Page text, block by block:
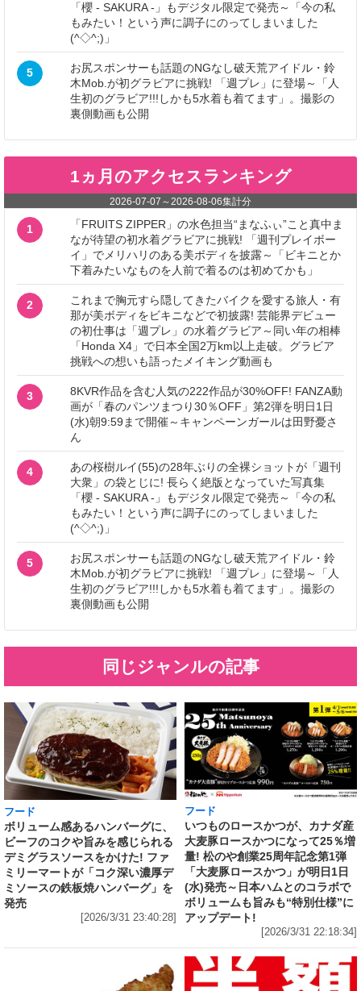
「櫻 - SAKURA -」もデジタル限定で発売～「今の私
もみたい！という声に調子にのってしまいました
(^◇^;)」
5
お尻スポンサーも話題のNGなし破天荒アイドル・鈴
木Mob.が初グラビアに挑戦! 「週プレ」に登場～「人
生初のグラビア!!!しかも5水着も着てます」。撮影の
裏側動画も公開
1ヵ月のアクセスランキング
2026-07-07 ～2026-08-06集計分
1
「FRUITS ZIPPER」の水色担当“まなふぃ”こと真中ま
なが待望の初水着グラビアに挑戦! 「週刊プレイボー
イ」でメリハリのある美ボディを披露～「ビキニとか
下着みたいなものを人前で着るのは初めてかも」
2
これまで胸元すら隠してきたバイクを愛する旅人・有
那が美ボディをビキニなどで初披露! 芸能界デビュー
の初仕事は「週プレ」の水着グラビア～同い年の相棒
「Honda X4」で日本全国2万km以上走破。グラビア
挑戦への想いも語ったメイキング動画も
3
8KVR作品を含む人気の222作品が30%OFF! FANZA動
画が「春のパンツまつり30％OFF」第2弾を明日1日
(水)朝9:59まで開催～キャンペーンガールは田野憂さ
ん
4
あの桜樹ルイ(55)の28年ぶりの全裸ショットが「週刊
大衆」の袋とじに! 長らく絶版となっていた写真集
「櫻 - SAKURA -」もデジタル限定で発売～「今の私
もみたい！という声に調子にのってしまいました
(^◇^;)」
5
お尻スポンサーも話題のNGなし破天荒アイドル・鈴
木Mob.が初グラビアに挑戦! 「週プレ」に登場～「人
生初のグラビア!!!しかも5水着も着てます」。撮影の
裏側動画も公開
同じジャンルの記事
フード
ボリューム感あるハンバーグに、
ビーフのコクや旨みを感じられる
デミグラスソースをかけた! ファ
ミリーマートが「コク深い濃厚デ
ミソースの鉄板焼ハンバーグ」を
発売
[2026/3/31 23:40:28]
フード
いつものロースかつが、カナダ産
大麦豚ロースかつになって25％増
量! 松のや創業25周年記念第1弾
「大麦豚ロースかつ」が明日1日
(水)発売～日本ハムとのコラボで
ボリュームも旨みも“特別仕様”に
アップデート!
[2026/3/31 22:18:34]